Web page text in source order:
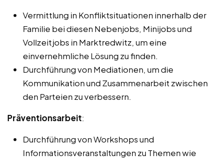
Vermittlung in Konfliktsituationen innerhalb der
Familie bei diesen Nebenjobs, Minijobs und
Vollzeitjobs in Marktredwitz, um eine
einvernehmliche Lösung zu finden.
Durchführung von Mediationen, um die
Kommunikation und Zusammenarbeit zwischen
den Parteien zu verbessern.
Präventionsarbeit:
Durchführung von Workshops und
Informationsveranstaltungen zu Themen wie